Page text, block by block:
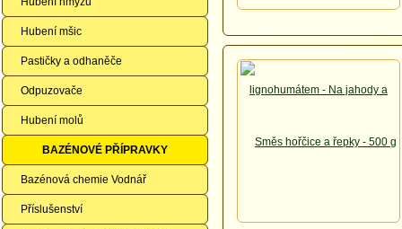
Hubení mšic
Pastičky a odhaněče
Odpuzovače
Hubení molů
BAZÉNOVÉ PŘÍPRAVKY
Bazénová chemie Vodnář
Příslušenství